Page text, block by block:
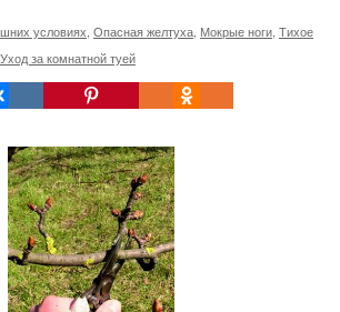
условиях Опасная желтуха Мокрые ноги Тихое
Уход за комнатной туей